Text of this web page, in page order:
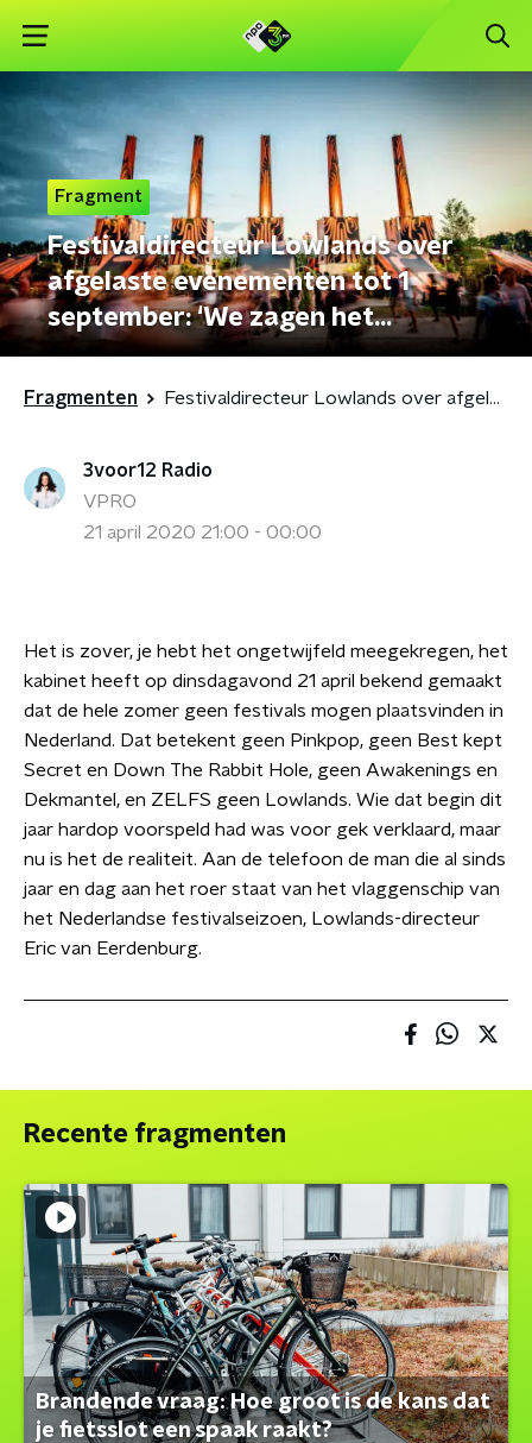
Fragment
Festivaldirecteur Lowlands over
afgelaste evenementen tot 1
september: ‘We zagen het
aankomen’
Fragmenten Festivaldirecteur Lowlands over afgelaste evenementen tot 1 september: ‘We zagen het aankomen’
3voor12 Radio
VPRO
21 april 2020 21:00 - 00:00
Het is zover, je hebt het ongetwijfeld meegekregen, het
kabinet heeft op dinsdagavond 21 april bekend gemaakt
dat de hele zomer geen festivals mogen plaatsvinden in
Nederland. Dat betekent geen Pinkpop, geen Best kept
Secret en Down The Rabbit Hole, geen Awakenings en
Dekmantel, en ZELFS geen Lowlands. Wie dat begin dit
jaar hardop voorspeld had was voor gek verklaard, maar
nu is het de realiteit. Aan de telefoon de man die al sinds
jaar en dag aan het roer staat van het vlaggenschip van
het Nederlandse festivalseizoen, Lowlands-directeur
Eric van Eerdenburg.
Recente fragmenten
Brandende vraag: Hoe groot is de kans dat
je fietsslot een spaak raakt?